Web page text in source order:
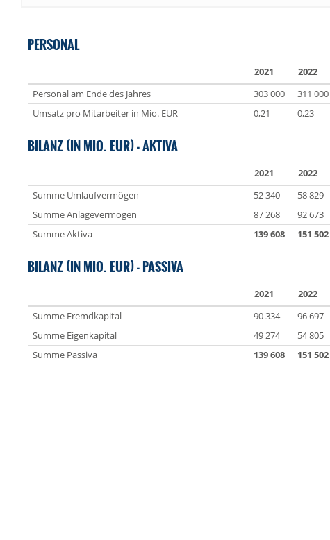
PERSONAL
2021 2022
Personal am Ende des Jahres
303 000 311 000
Umsatz pro Mitarbeiter in Mio. EUR
0,21 0,23
BILANZ (IN MIO. EUR) - AKTIVA
2021 2022
Summe Umlaufvermögen
52 340 58 829
Summe Anlagevermögen
87 268 92 673
Summe Aktiva
139 608 151 502
BILANZ (IN MIO. EUR) - PASSIVA
2021 2022
Summe Fremdkapital
90 334 96 697
Summe Eigenkapital
49 274 54 805
Summe Passiva
139 608 151 502